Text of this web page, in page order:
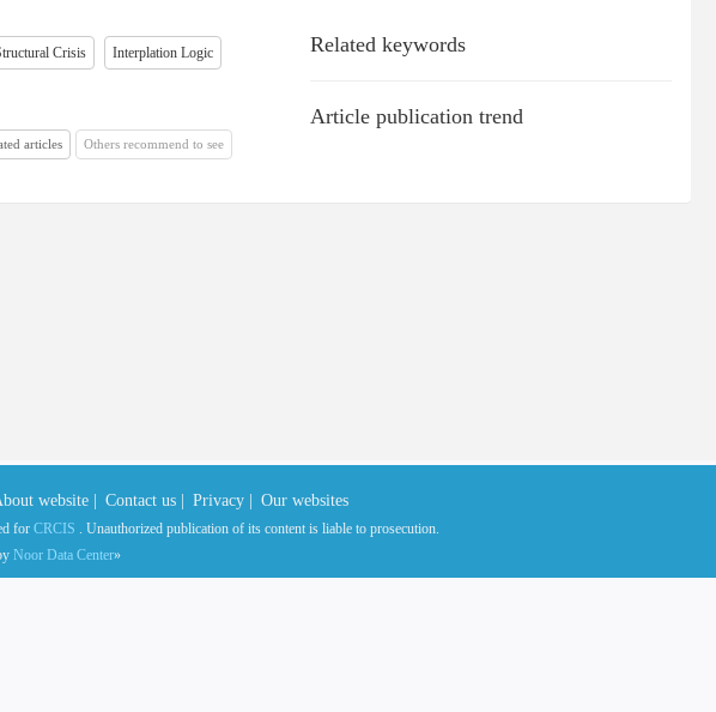
Crisis Interplation Logic
articles Others recommend to see
Related keywords
Article publication trend
website | Contact us | Privacy | Our websites
for CRCIS . Unauthorized publication of its content is liable to prosecution.
Noor Data Center»